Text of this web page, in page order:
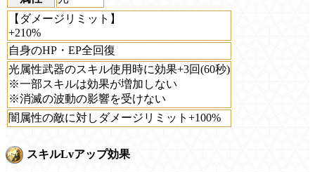
【ダメージリミット】
+210%
自身のHP・EP全回復
光属性武器のスキル使用時に効果+3回(60秒)
※一部スキルは効果が増加しない
※消滅の波動の影響を受けない
闇属性の敵に対しダメージリミット+100%
スキルLvアップ効果